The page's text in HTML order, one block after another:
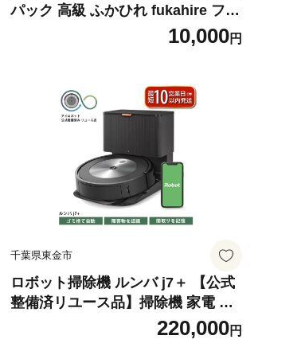
パック 高級 ふかひれ fukahire フカ
ヒレ 濃厚スープ スープ フカヒレの
姿煮 惣菜 おかず 簡単 調理 時短 冷
本格中華 夕食 昼食 10000円 中華料
理 中国 MIYABI 九十九里 フカヒレ
10,000円
千葉県東金市
ロボット掃除機 ルンバ j7＋ 【公式
整備済リユース品】掃除機 家電 電
化製品 クリーナー そうじき 家電製
品 時短 時短家電 便利 おすすめ 全
220,000円